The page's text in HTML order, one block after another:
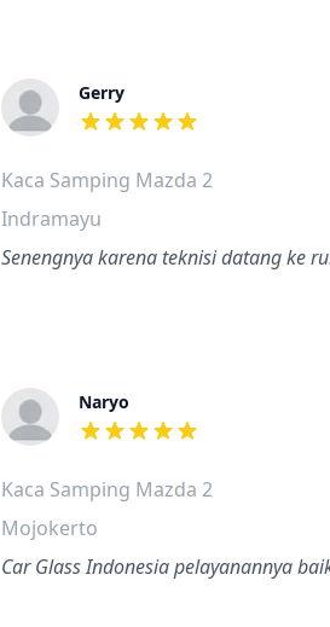
Gerry
dari ulasan adalah bintang
Kaca Samping Mazda 2
Indramayu
Senengnya karena teknisi datang ke
Naryo
dari ulasan adalah bintang
Kaca Samping Mazda 2
Mojokerto
Car Glass Indonesia pelayanannya